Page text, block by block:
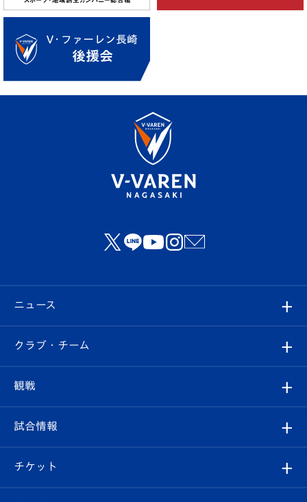
ニュース
すべて
クラブ
試合情報
クラブ・チーム
クラブ概要
エンブレム紹介
観戦
観戦ルール
はじめての観戦ガイド
試合情報
試合日程/結果
チケット